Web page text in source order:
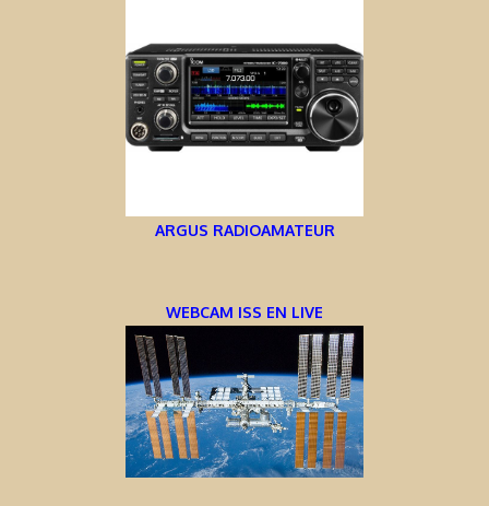
ARGUS RADIOAMATEUR
WEBCAM ISS EN LIVE